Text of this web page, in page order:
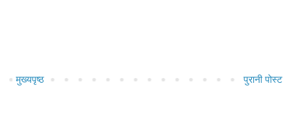
पुरानी पोस्ट
मुख्यपृष्ठ